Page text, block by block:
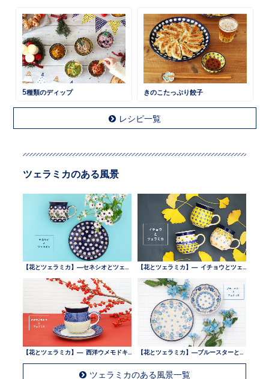
5種類のディップ きのこたっぷり餃子
レシピ一覧
ツェラミカのある風景
ツェラミカのある風景一覧